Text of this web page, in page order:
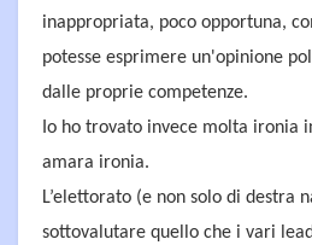
inappropriata, poco opportuna,
potesse esprimere un'opinione
dalle proprie competenze.
Io ho trovato invece molta ironia
amara ironia.
L’elettorato (e non solo di destra
sottovalutare quello che i vari